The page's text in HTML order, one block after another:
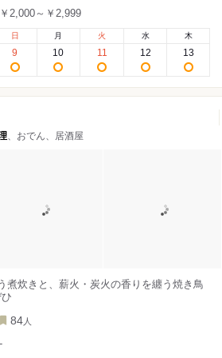
￥2,000～￥2,999
日
9
月
10
火
11
水
12
木
13
、おでん、居酒屋
炊きと、薪火・炭火の香りを纏う焼き鳥
84 人
-